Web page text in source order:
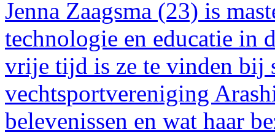
Jenna Zaagsma (23) is
technologie en educatie in
vrije tijd is ze te vinden bij
vechtsportvereniging
belevenissen en wat haar